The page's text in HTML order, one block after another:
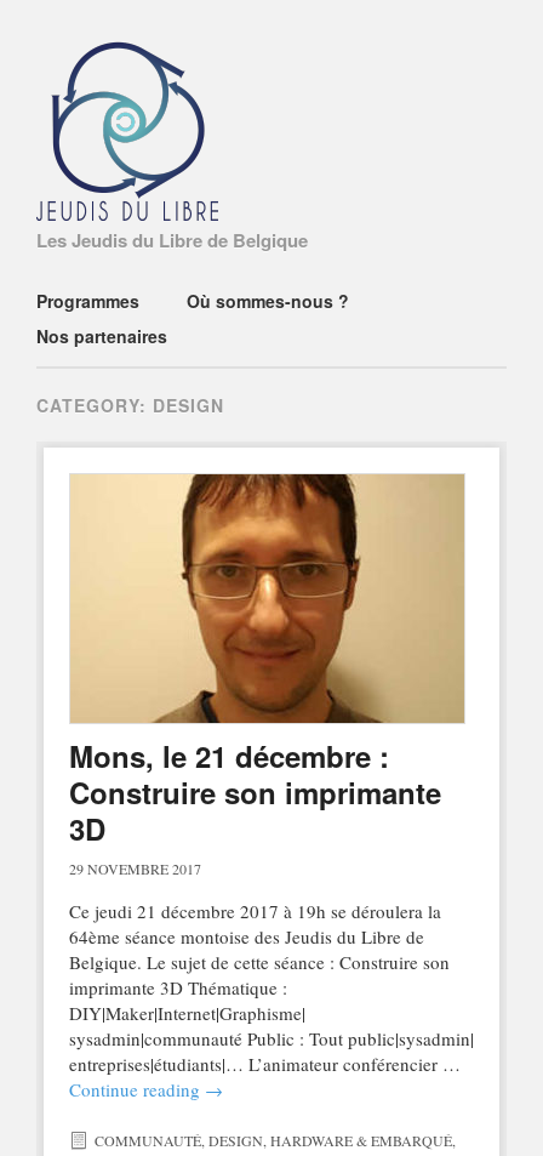
Les Jeudis du Libre de Belgique
Main menu
Skip
to
content
Programmes
Où sommes-nous ?
Nos partenaires
CATEGORY: DESIGN
Mons, le 21 décembre :
Construire son imprimante
3D
29 NOVEMBRE 2017
Ce jeudi 21 décembre 2017 à 19h se déroulera la
64ème séance montoise des Jeudis du Libre de
Belgique. Le sujet de cette séance : Construire son
imprimante 3D Thématique :
DIY|Maker|Internet|Graphisme|
sysadmin|communauté Public : Tout public|sysadmin|
entreprises|étudiants|… L’animateur conférencier …
Continue reading →
COMMUNAUTÉ, DESIGN HARDWARE & EMBARQUÉ,